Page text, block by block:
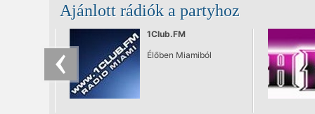
Ajánlott rádiók a partyhoz
1Club.FM
Élőben Miamiból